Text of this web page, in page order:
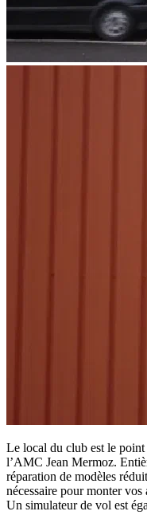
Le local du club est le point
l’AMC Jean Mermoz.
réparation de modèles
nécessaire pour monter
Un simulateur de vol est